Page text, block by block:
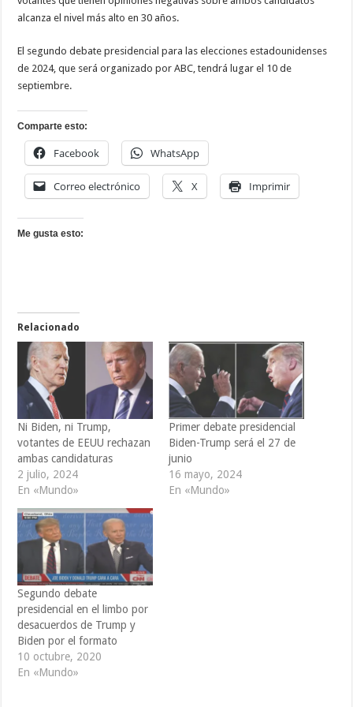
alcanza el nivel más alto en 30 años.
El segundo debate presidencial para las elecciones estadounidenses
de 2024, que será organizado por ABC, tendrá lugar el 10 de
septiembre.
Comparte esto:
Facebook WhatsApp
Correo electrónico X Imprimir
Me gusta esto:
Relacionado
Ni Biden, ni Trump,
votantes de EEUU rechazan
ambas candidaturas
2 julio, 2024
En «Mundo»
Primer debate presidencial
Biden-Trump será el 27 de
junio
16 mayo, 2024
En «Mundo»
Segundo debate
presidencial en el limbo por
desacuerdos de Trump y
Biden por el formato
10 octubre, 2020
En «Mundo»